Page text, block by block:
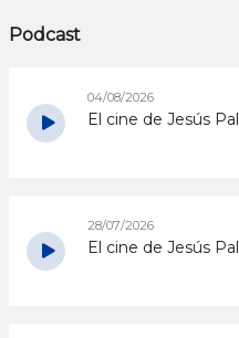
Podcast
04/08/2026
El cine de Jesús
28/07/2026
El cine de Jesús